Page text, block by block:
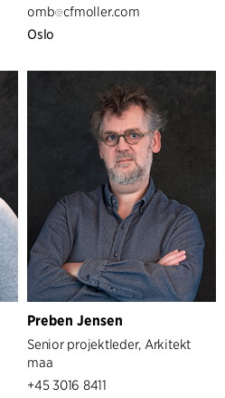
omb
cfmoller.com
Oslo
Preben Jensen
Senior projektleder, Arkitekt
maa
+45 3016 8411